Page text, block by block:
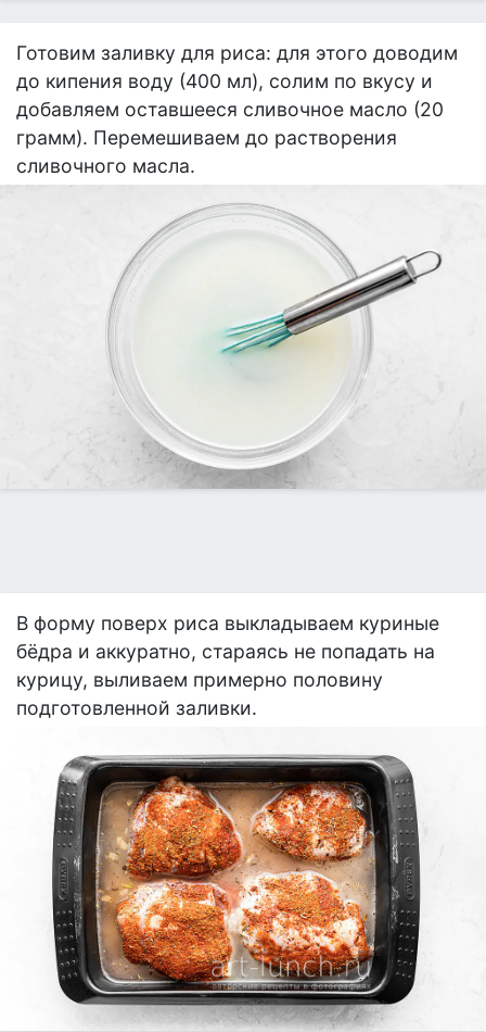
Готовим заливку для риса: для этого доводим
до кипения воду (400 мл), солим по вкусу и
добавляем оставшееся сливочное масло (20
грамм). Перемешиваем до растворения
сливочного масла.
В форму поверх риса выкладываем куриные
бёдра и аккуратно, стараясь не попадать на
курицу, выливаем примерно половину
подготовленной заливки.